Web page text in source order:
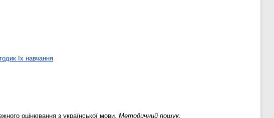
їх навчання
оцінювання з української мови. Методичний пошук: